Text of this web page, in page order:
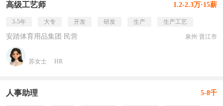
高级工艺师 1.2-2.3万·15薪
3-5年 大专 开发 研发 生产 生产工艺
安踏体育用品集团 民营 泉州·晋江市
苏女士 HR
人事助理 5-8千